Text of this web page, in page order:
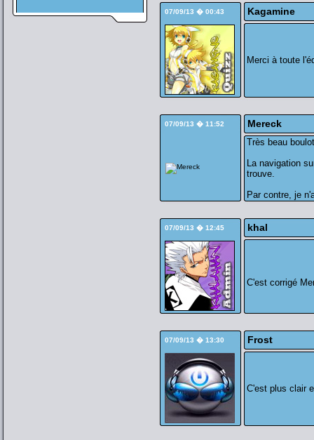
07/09/13 � 00:43 Kagamine
Merci à toute
07/09/13 � 11:52 Mereck
Très beau
La navigation
trouve.
Par contre, je
07/09/13 � 12:45 khal
C'est corrigé
07/09/13 � 13:30 Frost
C'est plus clair